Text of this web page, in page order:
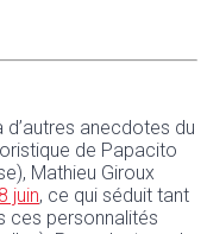
anecdotes du
de Papacito
Mathieu Giroux
juin, ce qui séduit tant
ces personnalités